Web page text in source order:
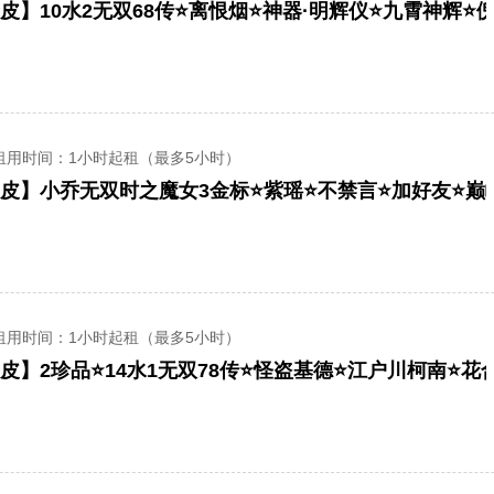
用时间 ：1小时起租（最多5小时）
用时间 ：1小时起租（最多5小时）